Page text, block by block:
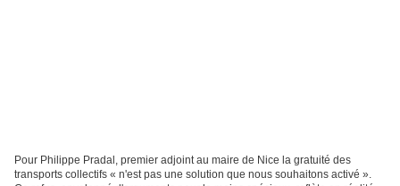
Pour Philippe Pradal, premier adjoint au maire de Nice la gratuité des
transports collectifs « n'est pas une solution que nous souhaitons activé ».